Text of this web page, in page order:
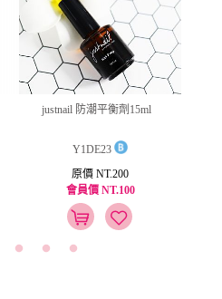
justnail 防潮平衡劑15ml
Y1DE23
原價 NT.200
會員價 NT.100